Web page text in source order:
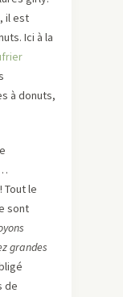
il est
Ici à la
à donuts,
Tout le
sont
grandes
de